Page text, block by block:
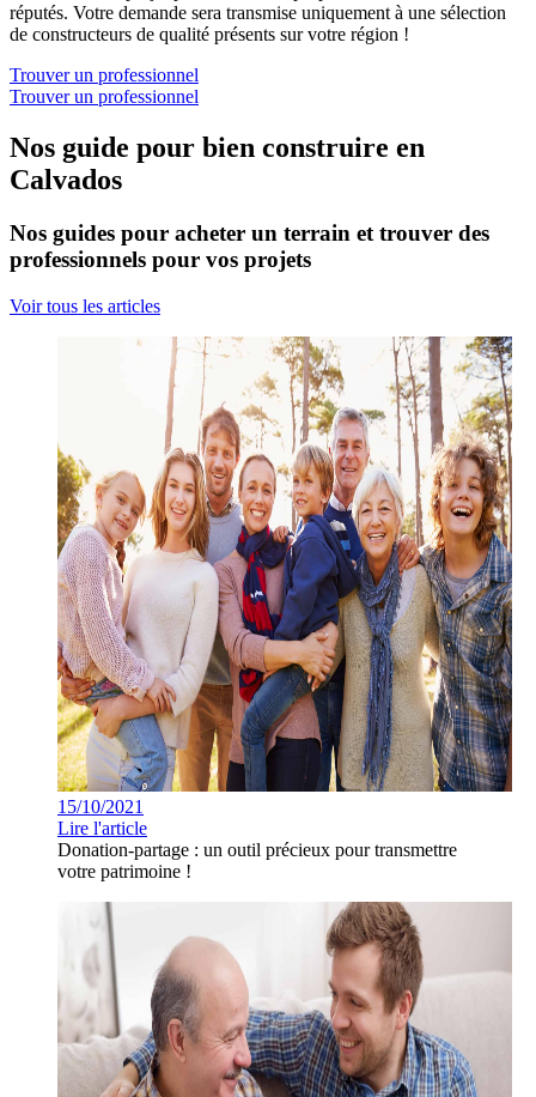
réputés. Votre demande sera transmise uniquement à une sélection
de constructeurs de qualité présents sur votre région !
Trouver un professionnel
Trouver un professionnel
Nos guide pour bien construire en
Calvados
Nos guides pour acheter un terrain et trouver des
professionnels pour vos projets
Voir tous les articles
15/10/2021
Lire l'article
Donation-partage : un outil précieux pour transmettre
votre patrimoine !